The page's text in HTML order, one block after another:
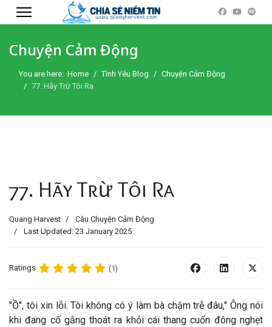
Chuyện Cảm Động
You are here: Home Tình Yêu Blog
Chuyện Cảm Động
77. Hãy Trừ Tôi Ra
77. Hãy Trừ Tôi Ra
Quang Harvest
Câu Chuyện Cảm Động
Last Updated: 23 January 2025
Ratings (1)
"Ồ", tôi xin lỗi. Tôi không có ý làm bà chậm trễ đâu," Ông nói
khi đang cố gắng thoát ra khỏi cái thang cuốn đông nghẹt